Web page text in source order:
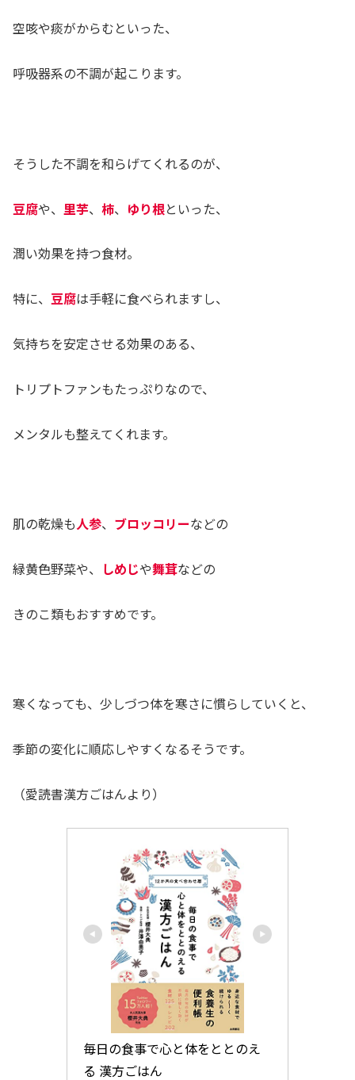
空咳や痰がからむといった、
呼吸器系の不調が起こります。
そうした不調を和らげてくれるのが、
豆腐や、 里芋、 柿、 ゆり根といった、
潤い効果を持つ食材。
特に、 豆腐は手軽に食べられますし、
気持ちを安定させる効果のある、
トリプトファンもたっぷりなので、
メンタルも整えてくれます。
肌の乾燥も人参、 ブロッコリーなどの
緑黄色野菜や、 しめじや舞茸などの
きのこ類もおすすめです。
寒くなっても、少しづつ体を寒さに慣らしていくと、
季節の変化に順応しやすくなるそうです。
（愛読書漢方ごはんより）
毎日の食事で心と体をととのえ
る 漢方ごはん